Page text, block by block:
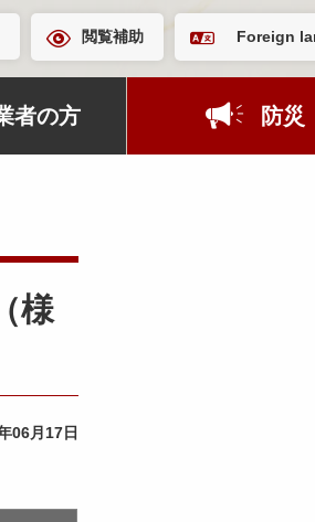
閲覧補助 Foreign
者の方 防災
様
06月17日